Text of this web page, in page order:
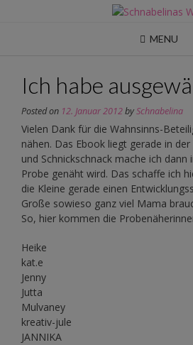
MENU
Ich habe
Posted on 12. Januar 2012bySchnabelina
Vielen Dank für die Wahnsinns-
nähen. Das Ebook liegt gerade in
und Schnickschnack mache ich dann
Probe genäht wird. Das schaffe ich
die Kleine gerade einen
Große sowieso ganz viel Mama
So, hier kommen die
Heike
kat.e
Jenny
Jutta
Mulvaney
kreativ-jule
JANNIKA